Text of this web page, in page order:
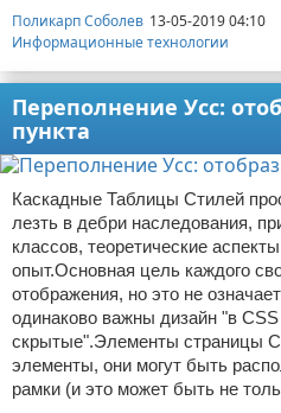
Поликарп Соболев 13-05-2019 04:10
Информационные технологии
Переполнение Усс:
пункта
Каскадные Таблицы Стилей
лезть в дебри наследования,
классов, теоретические
опыт.Основная цель каждого
отображения, но это не
одинаково важны дизайн "в
скрытые".Элементы страницы
элементы, они могут быть
рамки (и это может быть не